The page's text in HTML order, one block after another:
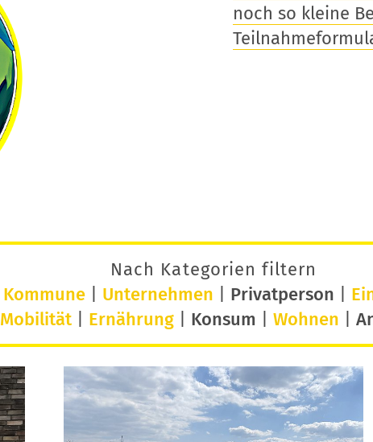
noch so kleine
Nach Kategorien filtern
Kommune| Unternehmen Privatperson
Mobilität Ernährung Konsum Wohnen